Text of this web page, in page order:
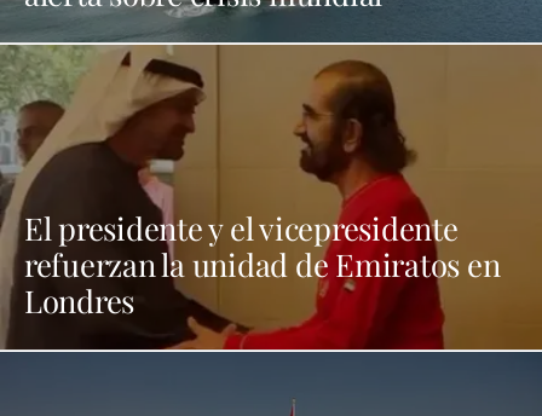
El presidente y el vicepresidente
refuerzan la unidad de Emiratos en
Londres